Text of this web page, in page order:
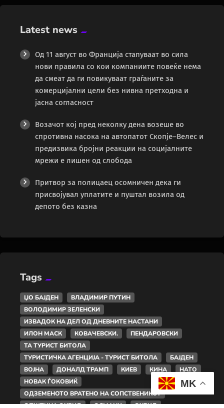
Latest news
Од 11 август во Франција стапуваат во сила
нови правила со кои компаниите повеќе нема
да смеат да ги повикуваат граѓаните за
комерцијални цели без нивна претходна и
јасна согласност
Возачот кој пред неколку дена возеше во
спротивна насока на автопатот Скопје–Велес и
предизвика бројни реакции на социјалните
мрежи е лишен од слобода
Притвор за полицаец осомничен дека ги
присвојувал уплатите и пуштал возила од
депото без казна
Tags
ЏО БАЈДЕН
ВЛАДИМИР ПУТИН
ВОЛОДИМИР ЗЕЛЕНСКИ
ИЗВАДОК НА ДЕЛ ОД ДНЕВНИТЕ НАСТАНИ
ИЛОН МАСК
КОВАЧЕВСКИ.
ПЕНДАРОВСКИ
ТА ТУРИСТ БИТОЛА
ТУРИСТИЧКА АГЕНЦИЈА - ТУРИСТ БИТОЛА
БАЈДЕН
ВОЈНА
ДОНАЛД ТРАМП КИЕВ КИНА
НАТО
НОВАК ЃОКОВИЌ
ОДЗЕМЕНОТО ВРАТЕНО НА СОПСТВЕНИКОТ
ОПШТИНА ОХРИД
ОСМАНИ ОХРИД
MK